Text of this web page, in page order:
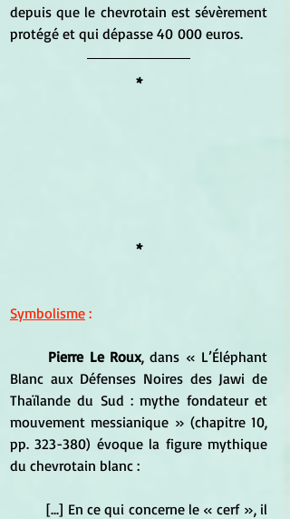
depuis que le chevrotain est sévèrement
protégé et qui dépasse 40 000 euros.
*
*
Symbolisme :
Pierre Le Roux, dans « L’Éléphant
Blanc aux Défenses Noires des Jawi de
Thaïlande du Sud : mythe fondateur et
mouvement messianique » (chapitre 10,
pp. 323-380) évoque la figure mythique
du chevrotain blanc :
	[...] En ce qui concerne le « cerf », il